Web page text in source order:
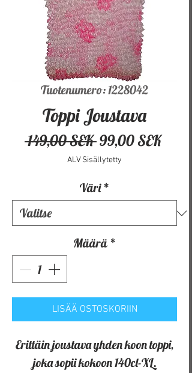
Tuotenumero: 1228042
Toppi Joustava
149,00 SEK Normaali
hinta
99,00 SEK
ALV Sisällytetty
Väri *
Määrä *
LISÄÄ OSTOSKORIIN
Erittäin joustava yhden koon toppi,
joka sopii kokoon 140cl-XL.